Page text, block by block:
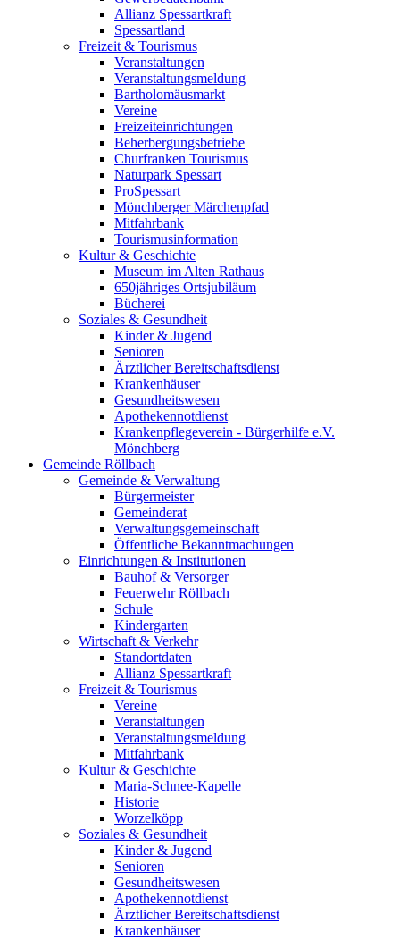
Allianz Spessartkraft
Spessartland
Freizeit & Tourismus
Veranstaltungen
Veranstaltungsmeldung
Bartholomäusmarkt
Vereine
Freizeiteinrichtungen
Beherbergungsbetriebe
Churfranken Tourismus
Naturpark Spessart
ProSpessart
Mönchberger Märchenpfad
Mitfahrbank
Tourismusinformation
Kultur & Geschichte
Museum im Alten Rathaus
650jähriges Ortsjubiläum
Bücherei
Soziales & Gesundheit
Kinder & Jugend
Senioren
Ärztlicher Bereitschaftsdienst
Krankenhäuser
Gesundheitswesen
Apothekennotdienst
Krankenpflegeverein - Bürgerhilfe e.V.
Mönchberg
Gemeinde Röllbach
Gemeinde & Verwaltung
Bürgermeister
Gemeinderat
Verwaltungsgemeinschaft
Öffentliche Bekanntmachungen
Einrichtungen & Institutionen
Bauhof & Versorger
Feuerwehr Röllbach
Schule
Kindergarten
Wirtschaft & Verkehr
Standortdaten
Allianz Spessartkraft
Freizeit & Tourismus
Vereine
Veranstaltungen
Veranstaltungsmeldung
Mitfahrbank
Kultur & Geschichte
Maria-Schnee-Kapelle
Historie
Worzelköpp
Soziales & Gesundheit
Kinder & Jugend
Senioren
Gesundheitswesen
Apothekennotdienst
Ärztlicher Bereitschaftsdienst
Krankenhäuser